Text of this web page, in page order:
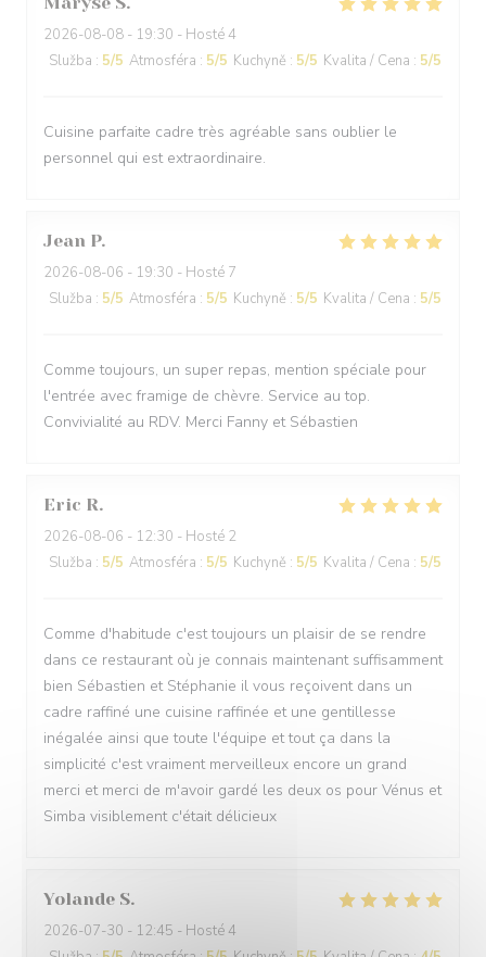
2026-08-08 - 19:30 - Hosté 4
Služba : 5/5 Atmosféra : 5/5 Kuchyně : 5/5 Kvalita / Cena : 5/5
Cuisine parfaite cadre très agréable sans oublier le
personnel qui est extraordinaire.
Jean P
2026-08-06 - 19:30 - Hosté 7
Služba : 5/5 Atmosféra : 5/5 Kuchyně : 5/5 Kvalita / Cena : 5/5
Comme toujours, un super repas, mention spéciale pour
l'entrée avec framige de chèvre. Service au top.
Convivialité au RDV. Merci Fanny et Sébastien
Eric R
2026-08-06 - 12:30 - Hosté 2
Služba : 5/5 Atmosféra : 5/5 Kuchyně : 5/5 Kvalita / Cena : 5/5
Comme d'habitude c'est toujours un plaisir de se rendre
dans ce restaurant où je connais maintenant suffisamment
bien Sébastien et Stéphanie il vous reçoivent dans un
cadre raffiné une cuisine raffinée et une gentillesse
inégalée ainsi que toute l'équipe et tout ça dans la
simplicité c'est vraiment merveilleux encore un grand
merci et merci de m'avoir gardé les deux os pour Vénus et
Simba visiblement c'était délicieux
Yolande S
2026-07-30 - 12:45 - Hosté 4